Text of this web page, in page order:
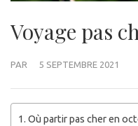
Voyage pas
PAR 5 SEPTEMBRE 2021
Où partir pas cher en